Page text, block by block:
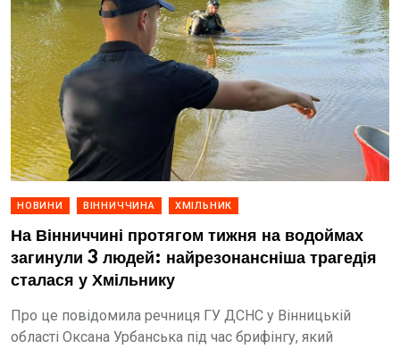
НОВИНИ ВІННИЧЧИНА ХМІЛЬНИК
На Вінниччині протягом тижня на водоймах
загинули 3 людей: найрезонансніша трагедія
сталася у Хмільнику
Про це повідомила речниця ГУ ДСНС у Вінницькій
області Оксана Урбанська під час брифінгу, який